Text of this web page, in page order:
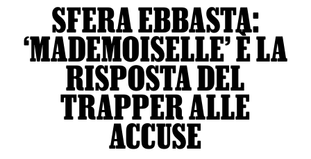
SFERA EBBASTA:
‘MADEMOISELLE’ È LA
RISPOSTA DEL
TRAPPER ALLE
ACCUSE